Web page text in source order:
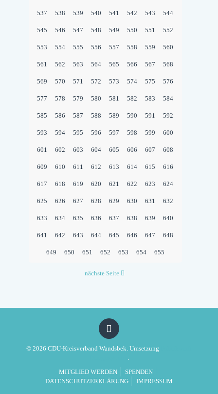
537 538 539 540 541 542 543 544
545 546 547 548 549 550 551 552
553 554 555 556 557 558 559 560
561 562 563 564 565 566 567 568
569 570 571 572 573 574 575 576
577 578 579 580 581 582 583 584
585 586 587 588 589 590 591 592
593 594 595 596 597 598 599 600
601 602 603 604 605 606 607 608
609 610 611 612 613 614 615 616
617 618 619 620 621 622 623 624
625 626 627 628 629 630 631 632
633 634 635 636 637 638 639 640
641 642 643 644 645 646 647 648
649 650 651 652 653 654 655
nächste Seite
© 2026 CDU-Kreisverband Wandsbek. Umsetzung
.
MITGLIED WERDEN
SPENDEN
DATENSCHUTZERKLÄRUNG
IMPRESSUM